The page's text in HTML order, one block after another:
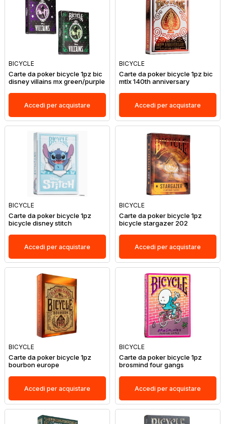
BICYCLE
Carte da poker bicycle 1pz bic
disney villains mx green/purple
Accedi per acquistare
BICYCLE
Carte da poker bicycle 1pz bic
mtlx 140th anniversary
Accedi per acquistare
BICYCLE
Carte da poker bicycle 1pz
bicycle disney stitch
Accedi per acquistare
BICYCLE
Carte da poker bicycle 1pz
bicycle stargazer 202
Accedi per acquistare
BICYCLE
Carte da poker bicycle 1pz
bourbon europe
Accedi per acquistare
BICYCLE
Carte da poker bicycle 1pz
brosmind four gangs
Accedi per acquistare